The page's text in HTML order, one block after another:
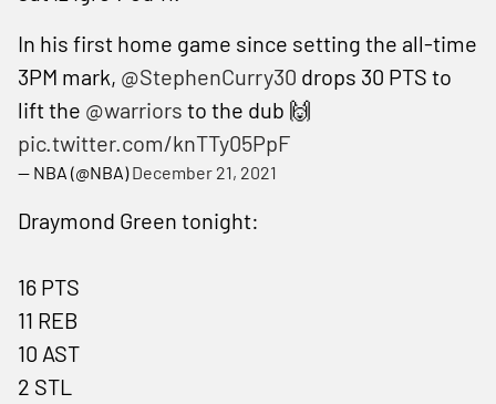
In his first home game since setting the all-time
3PM mark, @StephenCurry30 drops 30 PTS to
lift the @warriors to the dub 🙌
pic.twitter.com/knTTy05PpF
— NBA (@NBA)December 21, 2021
Draymond Green tonight:
16 PTS
11 REB
10 AST
2 STL